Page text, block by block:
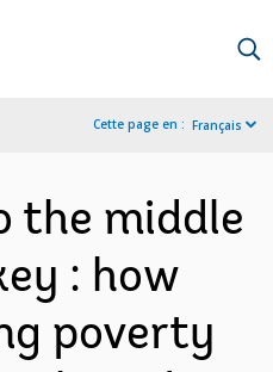
Cette page en : Français
the middle
: how
poverty